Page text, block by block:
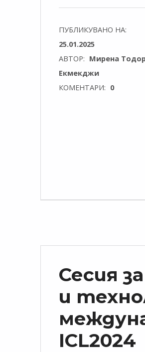
ПУБЛИКУВАНО НА:
25.01.2025
АВТОР: Мирена
Екмекджи
КОМЕНТАРИ: 0
Сесия
и
ICL2024